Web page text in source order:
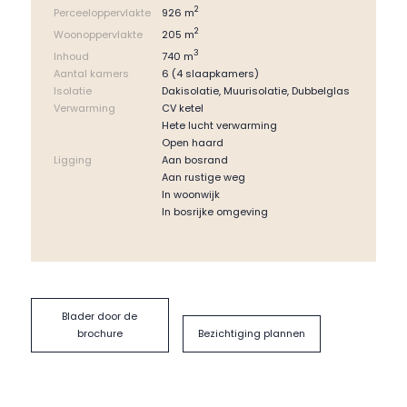
openslaande deuren is er toegang tot het terras en de tuin.
Aan de zijkant van de woning ligt de praktische bijkeuken met
aansluitingen voor de wasmachine en droger, de opstelling
van de C.V.-ketel en heteluchtverwarming, en een achterdeur
met directe toegang tot de oprit.
Eerste verdieping:
De overloop ligt over de volledige lengte van de woning met
aan de linkerzijde hoge ramen voor een prettige lichtinval.
Aan de rechterzijde liggen drie comfortabele slaapkamers,
allemaal voorzien van brede inbouwkasten. Alle slaapkamers
hebben een verhoogd hellend dak waar bij één van de
slaapkamers slim gebruik van is gemaakt door de bouw van
Aan het einde van de overloop ligt de (hoofd)slaapkamer,
met uitzicht op de tuin en openslaande deuren naar een
balkon. Deze slaapkamer heeft een eigen ensuite badkamer
met ligbad en dubbele wastafel.
Perceeloppervlakte
926 m2
Woonoppervlakte 205 m2
Inhoud 740 m3
Aantal kamers
6 (4 slaapkamers)
Isolatie
Dakisolatie, Muurisolatie, Dubbelglas
Verwarming
CV ketel
Hete lucht verwarming
Open haard
Ligging
Aan bosrand
Aan rustige weg
In woonwijk
In bosrijke omgeving
Blader door de
brochure
Bezichtiging plannen